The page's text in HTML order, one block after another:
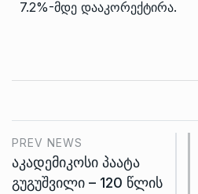
7.2%-მდე დააკორექტირა.
PREV NEWS
აკადემიკოსი პაატა
გუგუშვილი – 120 წლის